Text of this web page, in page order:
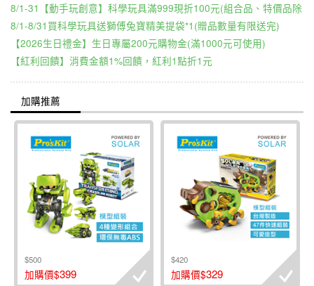
8/1-31【動手玩創意】科學玩具滿999現折100元(組合品、特價品除
8/1-8/31買科學玩具送獅傅兔寶精美提袋*1(贈品數量有限送完)
【2026生日禮金】生日專屬200元購物金(滿1000元可使用)
【紅利回饋】消費金額1%回饋，紅利1點折1元
加購推薦
$500
加購價$399
$420
加購價$329